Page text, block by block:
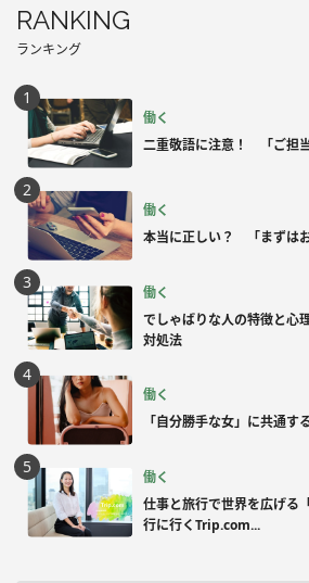
RANKING
ランキング
働く
二重敬語に注意！ 「ご担
働く
本当に正しい？ 「まずは
働く
でしゃばりな人の特徴と心
対処法
働く
「自分勝手な女」に共通す
働く
仕事と旅行で世界を広げる
行に行くTrip.com...